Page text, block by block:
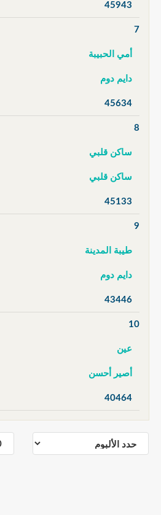
45943
7
أمي الحبيبة
دايم دوم
45634
8
ساكن قلبي
ساكن قلبي
45133
9
طيبة المدينة
دايم دوم
43446
10
عين
أصير أحسن
40464